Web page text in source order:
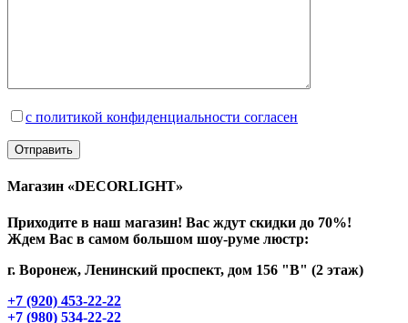
с политикой конфиденциальности согласен
Магазин «DECORLIGHT»
Приходите в наш магазин! Вас ждут скидки до 70%!
Ждем Вас в самом большом шоу-руме люстр:
г. Воронеж, Ленинский проспект, дом 156 "В" (2 этаж)
+7 (920) 453-22-22
+7 (980) 534-22-22